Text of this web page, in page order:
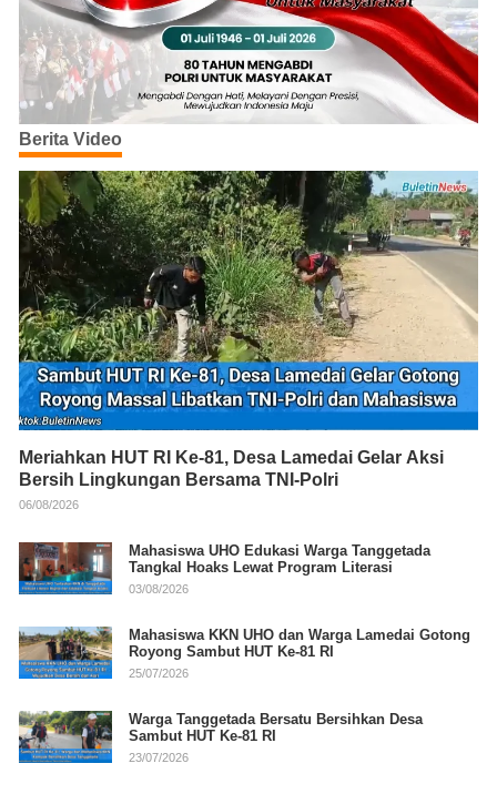
Berita Video
Meriahkan HUT RI Ke-81, Desa Lamedai Gelar Aksi
Bersih Lingkungan Bersama TNI-Polri
06/08/2026
Mahasiswa UHO Edukasi Warga Tanggetada
Tangkal Hoaks Lewat Program Literasi
03/08/2026
Mahasiswa KKN UHO dan Warga Lamedai Gotong
Royong Sambut HUT Ke-81 RI
25/07/2026
Warga Tanggetada Bersatu Bersihkan Desa
Sambut HUT Ke-81 RI
23/07/2026